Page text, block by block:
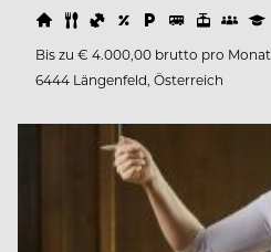
Bis zu € 4.000,00 brutto pro Monat
6444 Längenfeld, Österreich